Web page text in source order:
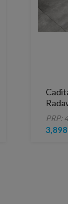
H4
PRP: